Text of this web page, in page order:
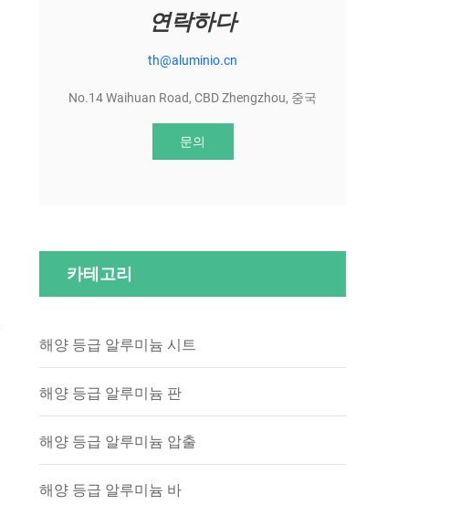
연락하다
th@aluminio.cn
No.14 Waihuan Road, CBD Zhengzhou, 중국
문의
카테고리
해양 등급 알루미늄 시트
해양 등급 알루미늄 판
해양 등급 알루미늄 압출
해양 등급 알루미늄 바